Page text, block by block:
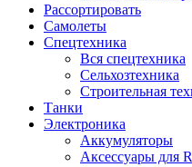
Рассортировать
Самолеты
Спецтехника
Вся спецтехника
Сельхозтехника
Строительная
Танки
Электроника
Аккумуляторы
Аксессуары для